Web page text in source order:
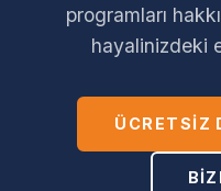
programları
hayalinizdeki
ÜCRETSIZ